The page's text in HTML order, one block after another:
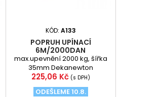
KÓD: A133
POPRUH UPÍNACÍ
6M/2000DAN
max.upevnění 2000 kg, šířka
35mm Dekanewton
(daN) platí převodní vztah 1
daN = 10 N,...
Cena
225,06 Kč (s DPH)
ODEŠLEME 10.8.